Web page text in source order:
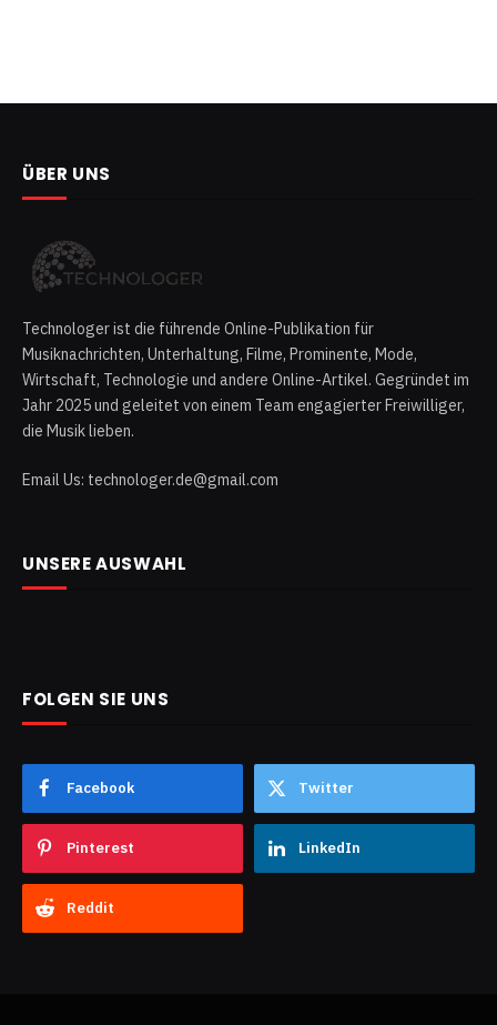
ÜBER UNS
Technologer ist die führende Online-Publikation für
Musiknachrichten, Unterhaltung, Filme, Prominente, Mode,
Wirtschaft, Technologie und andere Online-Artikel. Gegründet im
Jahr 2025 und geleitet von einem Team engagierter Freiwilliger,
die Musik lieben.
Email Us: technologer.de@gmail.com
UNSERE AUSWAHL
FOLGEN SIE UNS
Facebook Twitter
Pinterest LinkedIn
Reddit